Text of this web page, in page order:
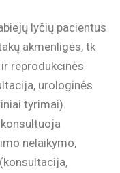
lyčių pacientus
akmenligės, tk
reprodukcinės
urologinės
tyrimai).
konsultuoja
nelaikymo,